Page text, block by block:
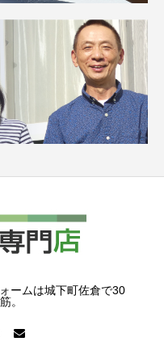
ームは城下町佐倉で30
。